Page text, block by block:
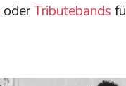
oderTributebands